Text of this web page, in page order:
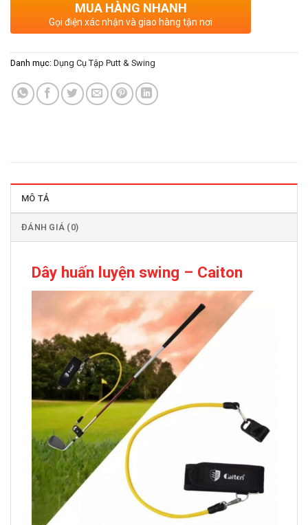
MUA HÀNG NHANH
Gọi điện xác nhận và giao hàng tận nơi
Danh mục: Dụng Cụ Tập Putt & Swing
MÔ TẢ
ĐÁNH GIÁ (0)
Dây huấn luyện swing – Caiton